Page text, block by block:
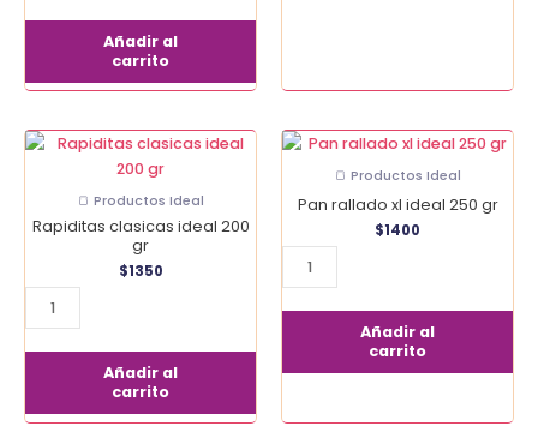
Añadir al
carrito
🍞 Productos Ideal
Rapiditas clasicas ideal 200
gr
$1350
Rapiditas
200
Añadir al
carrito
🍞 Productos Ideal
Pan rallado xl ideal 250 gr
$1400
Pan
rallado
250
cantidad
Añadir al
carrito